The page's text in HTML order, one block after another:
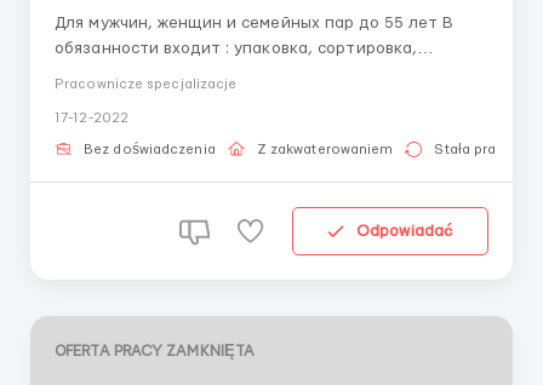
Для мужчин, женщин и семейных пар до 55 лет В
обязанности входит : упаковка, сортировка,
вашему желанию. Воскресенье выходной. По жилью:
его вам предоставляет работодатель; в комнатах
Pracownicze specjalizacje
17-12-2022
Bez doświadczenia Z zakwaterowaniem Stała praca
Odpowiadać
OFERTA PRACY ZAMKNIĘTA